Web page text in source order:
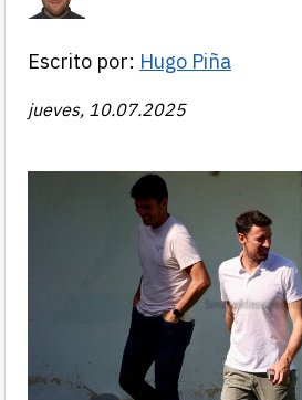
Escrito por: Hugo Piña
jueves, 10.07.2025